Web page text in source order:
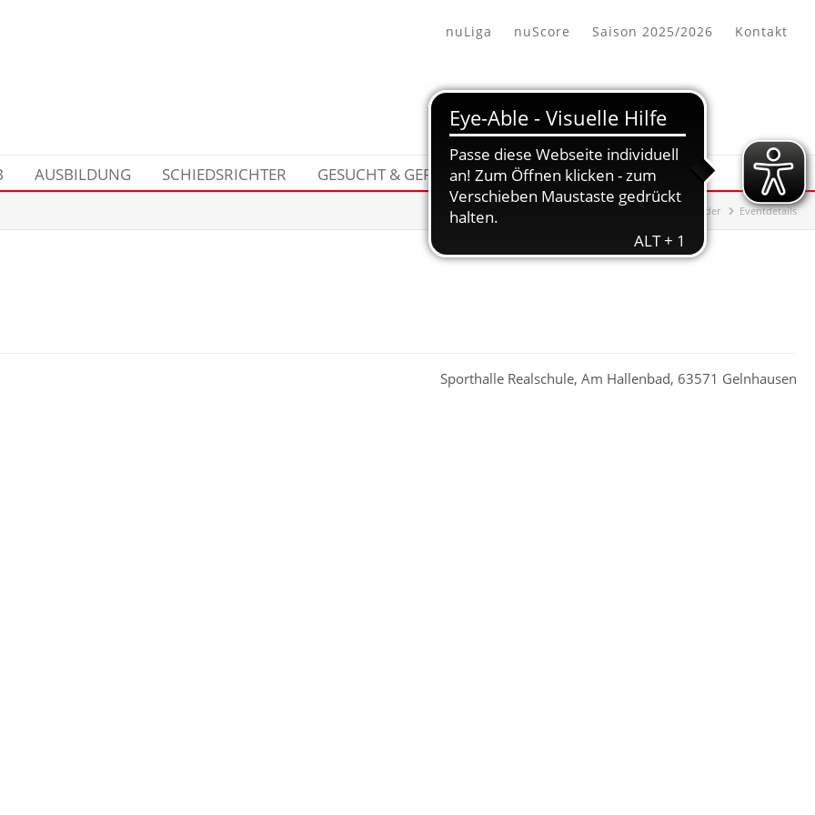
nuLiga nuScore Saison 2025/2026 Kontakt
AUSBILDUNG SCHIEDSRICHTER GESUCHT & GEFUNDEN KALENDER
Kalender Eventdetails
Sporthalle Realschule, Am Hallenbad, 63571 Gelnhausen